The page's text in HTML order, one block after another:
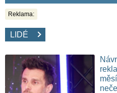
Reklama:
LIDÉ